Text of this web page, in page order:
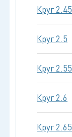
Круг 2.45
Круг 2.5
Круг 2.55
Круг 2.6
Круг 2.65